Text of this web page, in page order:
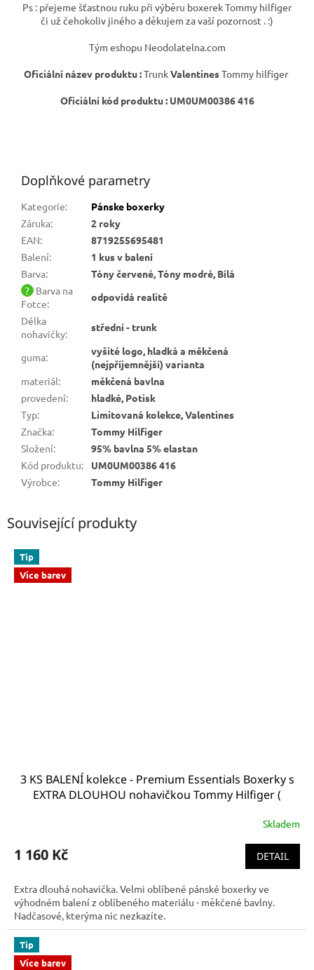
Ps : přejeme šťastnou ruku při výběru boxerek Tommy hilfiger
či už čehokoliv jiného a děkujem za vaší pozornost . :)
Tým eshopu Neodolatelna.com
Oficiální název produktu :TrunkValentinesTommy hilfiger
Oficiální kód produktu : UM0UM00386 416
Doplňkové parametry
Kategorie:
Pánske boxerky
Záruka:
2 roky
EAN:
8719255695481
Balení:
1 kus v balení
Barva:
Tóny červené, Tóny modré, Bílá
? Barva na
Fotce:
odpovídá realitě
Délka
nohavičky:
střední - trunk
guma:
vyšité logo, hladká a měkčená
(nejpříjemnější) varianta
materiál:
měkčená bavlna
provedení:
hladké, Potisk
Typ:
Limitovaná kolekce, Valentines
Značka:
Tommy Hilfiger
Složení:
95% bavlna 5% elastan
Kód produktu:
UM0UM00386 416
Výrobce: Tommy Hilfiger
Související produkty
Tip
Více barev
3 KS BALENÍ kolekce - Premium Essentials Boxerky s
EXTRA DLOUHOU nohavičkou Tommy Hilfiger (
Skladem
1 160 Kč DETAIL
Extra dlouhá nohavička. Velmi oblíbené pánské boxerky ve
výhodném balení z oblíbeného materiálu - měkčené bavlny.
Nadčasové, kterýma nic nezkazíte.
Tip
Více barev